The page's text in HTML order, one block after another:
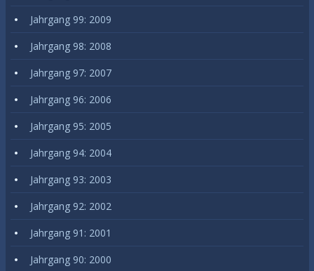
Jahrgang 99: 2009
Jahrgang 98: 2008
Jahrgang 97: 2007
Jahrgang 96: 2006
Jahrgang 95: 2005
Jahrgang 94: 2004
Jahrgang 93: 2003
Jahrgang 92: 2002
Jahrgang 91: 2001
Jahrgang 90: 2000